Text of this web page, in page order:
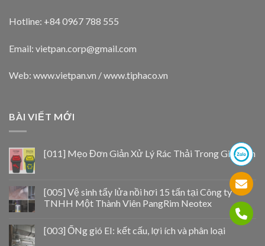
Hotline: +84 0967 788 555
Email: vietpan.corp@gmail.com
Web: www.vietpan.vn / www.tiphaco.vn
BÀI VIẾT MỚI
[011] Mẹo Đơn Giản Xử Lý Rác Thải Trong Gia Đình
[005] Vệ sinh tẩy lửa nồi hơi 15 tấn tại Công ty
TNHH Một Thành Viên PangRim Neotex
[003] ỐNg gió EI: kết cấu, lợi ích và phân loại